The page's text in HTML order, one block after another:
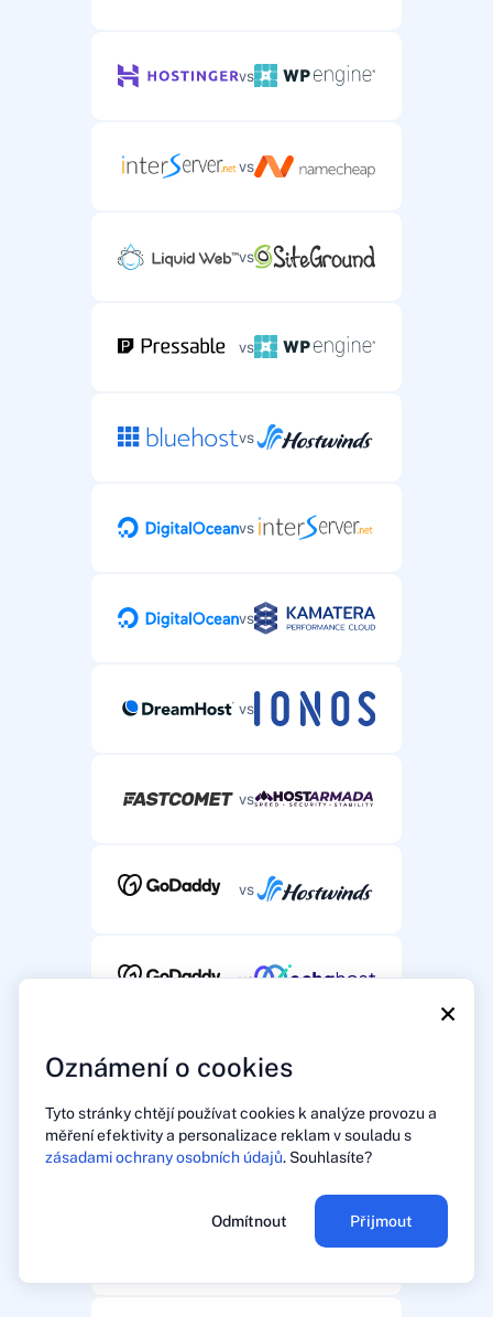
×
Oznámení o cookies
Tyto stránky chtějí používat cookies k analýze provozu a
měření efektivity a personalizace reklam v souladu s
zásadami ochrany osobních údajů. Souhlasíte?
Odmítnout Přijmout
vs
vs
vs
vs
vs
vs
vs
vs
vs
vs
vs
vs
vs